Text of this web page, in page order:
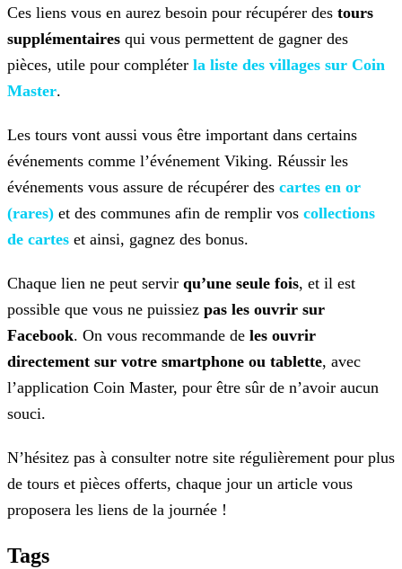
Ces liens vous en aurez besoin pour récupérer des tours
supplémentaires qui vous permettent de gagner des
pièces, utile pour compléter la liste des villages sur Coin
Master.
Les tours vont aussi vous être important dans certains
événements comme l’événement Viking. Réussir les
événements vous assure de récupérer des cartes en or
(rares) et des communes afin de remplir vos collections
de cartes et ainsi, gagnez des bonus.
Chaque lien ne peut servir qu’une seule fois, et il est
possible que vous ne puissiez pas les ouvrir sur
Facebook. On vous recommande de les ouvrir
directement sur votre smartphone ou tablette, avec
l’application Coin Master, pour être sûr de n’avoir aucun
souci.
N’hésitez pas à consulter notre site régulièrement pour plus
de tours et pièces offerts, chaque jour un article vous
proposera les liens de la journée !
Tags